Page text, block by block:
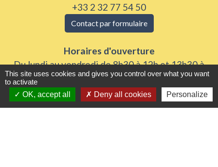
+33 2 32 77 54 50
Contact par formulaire
Horaires d'ouverture
Du lundi au vendredi de 8h30 à 12h et 13h30 à
17h30
Samedi 8h30 à 12h
This site uses cookies and gives you control over what you want
to activate
OK, accept all
Deny all cookies Personalize